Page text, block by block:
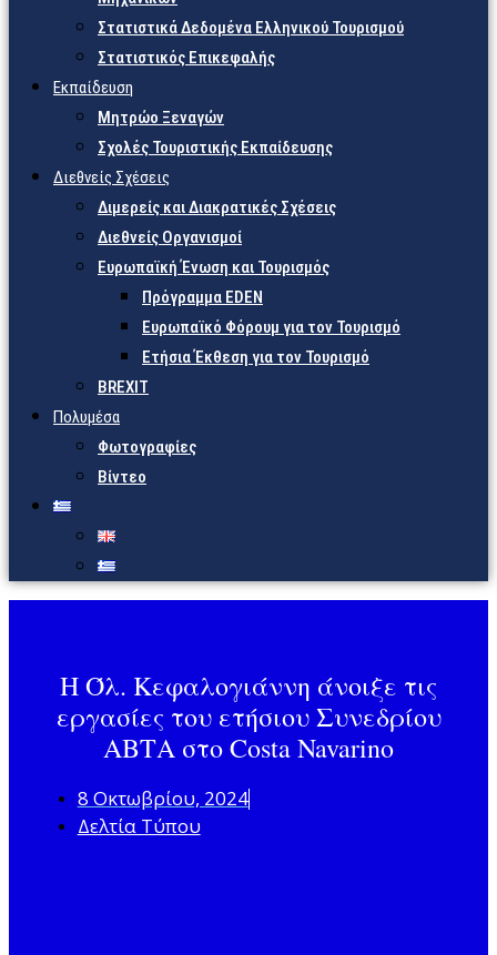
Στατιστικά Δεδομένα Ελληνικού Τουρισμού
Στατιστικός Επικεφαλής
Εκπαίδευση
Μητρώο Ξεναγών
Σχολές Τουριστικής Εκπαίδευσης
Διεθνείς Σχέσεις
Διμερείς και Διακρατικές Σχέσεις
Διεθνείς Οργανισμοί
Ευρωπαϊκή Ένωση και Τουρισμός
Πρόγραμμα EDEN
Ευρωπαϊκό Φόρουμ για τον Τουρισμό
Ετήσια Έκθεση για τον Τουρισμό
BREXIT
Πολυμέσα
Φωτογραφίες
Βίντεο
Η Όλ. Κεφαλογιάννη άνοιξε τις
εργασίες του ετήσιου Συνεδρίου
ΑΒΤΑ στο Costa Navarino
8 Οκτωβρίου, 2024
Δελτία Τύπου